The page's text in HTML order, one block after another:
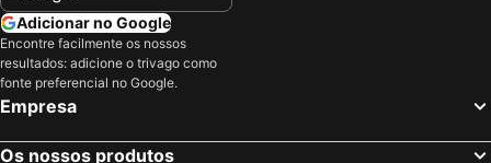
ibis Liège Centre Opéra
ibis Charleroi Airport Brussels South
pentahotel Liège
Radisson Blu Balmoral Hotel, Spa
Hôtel de l'Univers Liège
Van der Valk Hotel Nivelles - Sud
Adicionar no Google
Encontre facilmente os nossos
resultados: adicione o trivago como
fonte preferencial no Google.
Empresa
Os nossos produtos